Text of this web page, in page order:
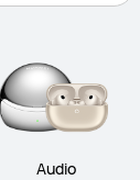
Audio